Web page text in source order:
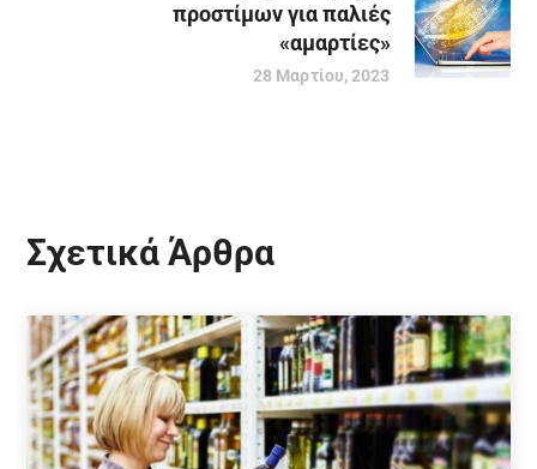
προστίμων για παλιές
«αμαρτίες»
28 Μαρτίου, 2023
Σχετικά Άρθρα